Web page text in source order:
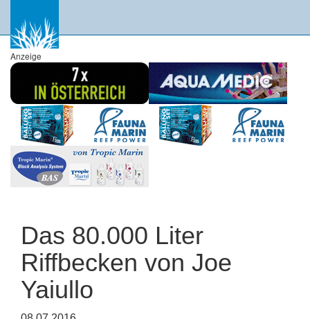
Anzeige
Das 80.000 Liter
Riffbecken von Joe
Yaiullo